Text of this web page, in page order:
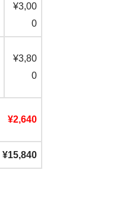
¥3,00
0
¥3,80
0
¥2,640
¥15,840